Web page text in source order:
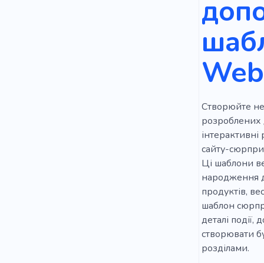
Тизер
Створюйте
розроблених
сайту-
Ці шаблони
народження
продуктів,
шаблон
деталі
створювати
розділами.